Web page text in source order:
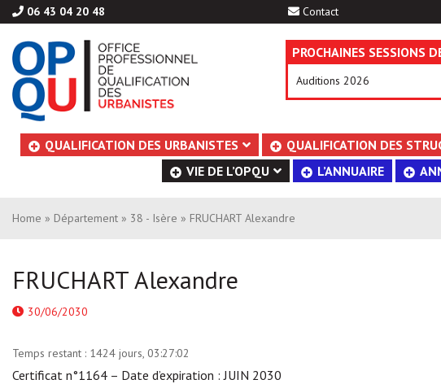
06 43 04 20 48 Contact
PROCHAINES SESSIONS
Auditions 2026
Aller
au
QUALIFICATION DES URBANISTES QUALIFICATION DES
VIE DE L’OPQU
L’ANNUAIRE
Home » Département » 38 - Isère » FRUCHART Alexandre
FRUCHART Alexandre
30/06/2030
Temps restant : 1424 jours, 03:27:01
Certificat n°1164 – Date d’expiration : JUIN 2030